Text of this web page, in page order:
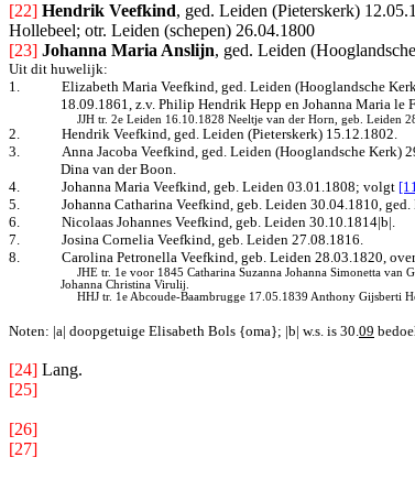
[22] Hendrik Veefkind, ged. Leiden (Pieterskerk)
Hollebeel; otr. Leiden (schepen) 26.04.1800
[23] Johanna Maria Anslijn, ged. Leiden
Uit dit huwelijk:
1.
Elizabeth Maria Veefkind, ged. Leiden (Hooglandsche
18.09.1861, z.v. Philip Hendrik Hepp en Johanna Maria le
JJH tr. 2e Leiden 16.10.1828 Neeltje van der Horn, geb. Leiden
2.
Hendrik Veefkind, ged. Leiden (Pieterskerk) 15.12.1802.
3.
Anna Jacoba Veefkind, ged. Leiden (Hooglandsche Kerk)
Dina van der Boon.
4.
Johanna Maria Veefkind, geb. Leiden 03.01.1808; volgt
5.
Johanna Catharina Veefkind, geb. Leiden 30.04.1810,
6.
Nicolaas Johannes Veefkind, geb. Leiden 30.10.1814|b|.
7.
Josina Cornelia Veefkind, geb. Leiden 27.08.1816.
8.
Carolina Petronella Veefkind, geb. Leiden 28.03.1820,
JHE tr. 1e voor 1845 Catharina Suzanna Johanna Simonetta van
Johanna Christina Virulij.
HHJ tr. 1e Abcoude-Baambrugge 17.05.1839 Anthony Gijsberti
Noten: |a| doopgetuige Elisabeth Bols {oma}; |b| w.s. is 30.09
[24] Lang.
[25]
[26]
[27]